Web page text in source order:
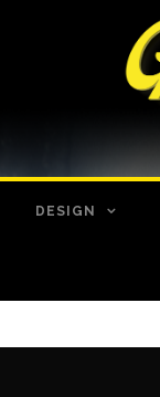
DESIGN